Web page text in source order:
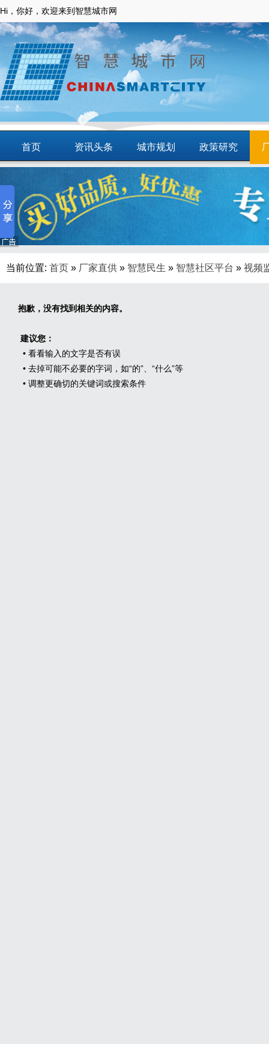
Hi，你好，欢迎来到智慧城市网
首页 资讯头条 城市规划 政策研究
智慧应用 商圈
当前位置: 首页 » 厂家直供 » 智慧民生 » 智慧社区平台 » 视频
抱歉，没有找到相关的内容。
建议您：
• 看看输入的文字是否有误
• 去掉可能不必要的字词，如“的”、“什么”等
• 调整更确切的关键词或搜索条件